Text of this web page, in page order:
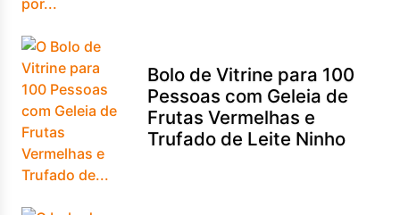
Bolo de Vitrine para 100
Pessoas com Geleia de
Frutas Vermelhas e
Trufado de Leite Ninho